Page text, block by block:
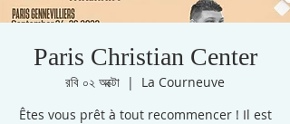
Paris Christian Center
রবি ০২ অক্টো
  |
La Courneuve
Êtes vous prêt à tout recommencer ! Il est